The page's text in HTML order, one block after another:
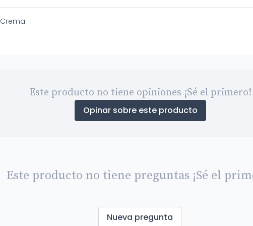
Crema
Este producto no tiene opiniones ¡Sé el primero!
Opinar sobre este producto
Este producto no tiene preguntas ¡Sé el
Nueva pregunta